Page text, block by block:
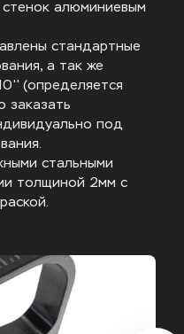
алюминиевым
стандартные
а так же
(определяется
заказать
под
стальными
толщиной 2мм с